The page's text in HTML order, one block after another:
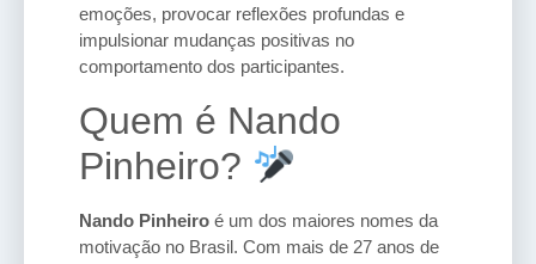
emoções, provocar reflexões profundas e
impulsionar mudanças positivas no
comportamento dos participantes.
Quem é Nando
Pinheiro?
Nando Pinheiro é um dos maiores nomes da
motivação no Brasil. Com mais de 27 anos de